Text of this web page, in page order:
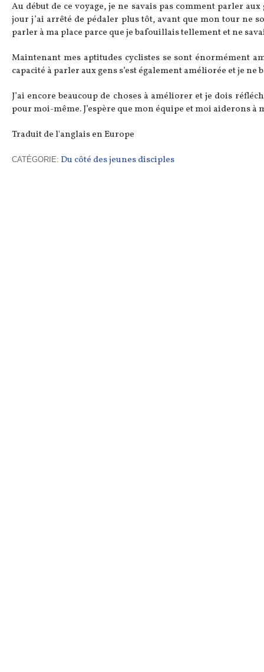
Au début de ce voyage, je ne savais pas comment parler
jour j’ai arrêté de pédaler plus tôt, avant que mon tour ne
parler à ma place parce que je bafouillais tellement et ne
Maintenant mes aptitudes cyclistes se sont énormément
capacité à parler aux gens s’est également améliorée et je
J’ai encore beaucoup de choses à améliorer et je dois
pour moi-même. J’espère que mon équipe et moi aiderons
Traduit de l'anglais en Europe
CATÉGORIE: Du côté des jeunes disciples